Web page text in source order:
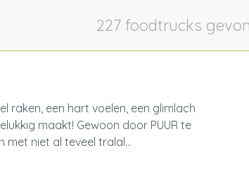
227 foodtrucks
raken, een hart voelen, een glimlach
maakt! Gewoon door PUUR te
met niet al teveel tralal...